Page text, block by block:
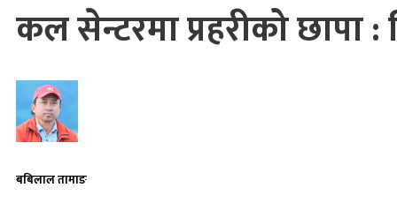
कल सेन्टरमा प्रहरीको छापा
बबिलाल तामाङ